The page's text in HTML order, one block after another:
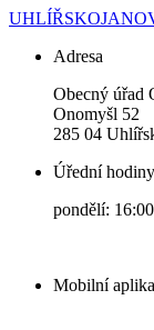
Adresa
Obecný úřad
Onomyšl 52
285 04
Úřední hodiny
pondělí:
Mobilní